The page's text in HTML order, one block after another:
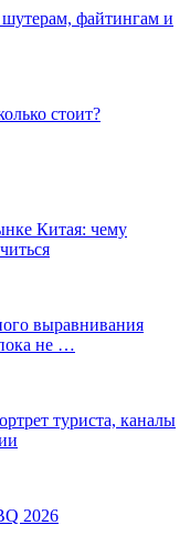
файтингам и
стоит?
Китая: чему
выравнивания
не …
туриста, каналы
2026